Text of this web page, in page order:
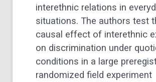
interethnic relations in
situations. The authors test
causal effect of interethnic
on discrimination under
conditions in a large
randomized field experiment